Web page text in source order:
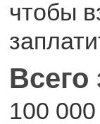
чтобы
Всего
100